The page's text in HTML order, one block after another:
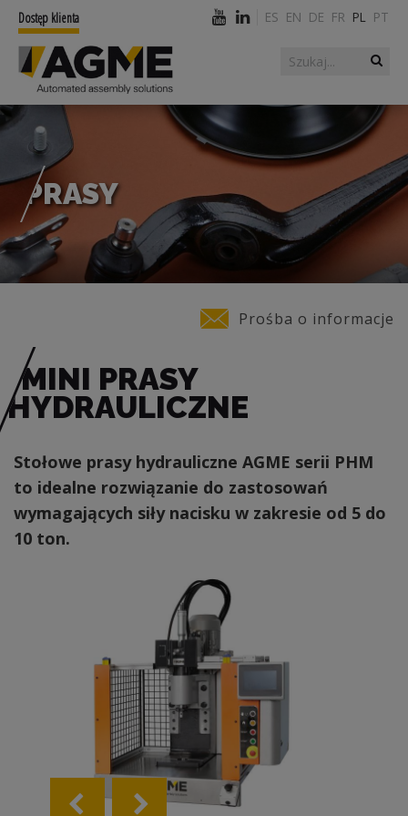
Formularz
wyszukiwania
Szukaj
Dostęp klienta ES EN DE FR PL PT
PRASY
Prośba o informacje
MINI PRASY
HYDRAULICZNE
Stołowe prasy hydrauliczne AGME serii PHM
to idealne rozwiązanie do zastosowań
wymagających siły nacisku w zakresie od 5 do
10 ton.